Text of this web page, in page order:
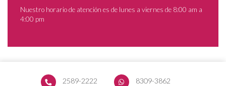
Nuestro horario de atención es de lunes a viernes de 8:00 am a
4:00 pm
2589-2222 8309-3862